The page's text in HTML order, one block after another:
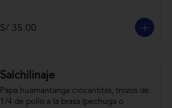
S/ 35.00
Salchilinaje
Papa huamantanga crocantitas, trozos de
1/4 de pollo a la brasa (pechuga o